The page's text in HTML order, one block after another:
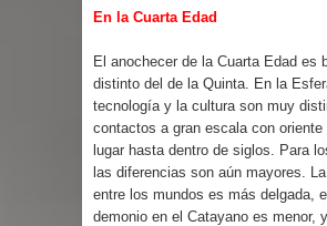
En la Cuarta Edad
El anochecer de la Cuarta Edad es
distinto del de la Quinta. En la
tecnología y la cultura son muy
contactos a gran escala con oriente
lugar hasta dentro de siglos. Para
las diferencias son aún mayores.
entre los mundos es más delgada,
demonio en el Catayano es menor,